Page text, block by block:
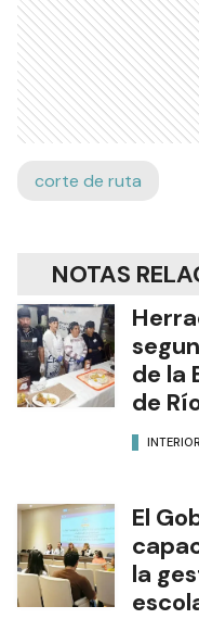
corte de ruta
NOTAS
de la
de
INTERIOR
El
la